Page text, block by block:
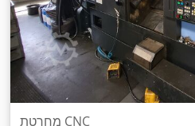
מחרטת CNC